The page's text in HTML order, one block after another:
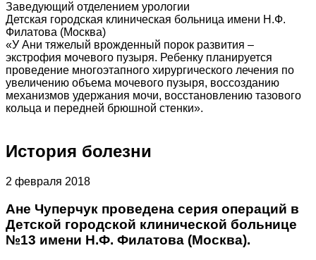
Заведующий отделением урологии
Детская городская клиническая больница имени Н.Ф.
Филатова (Москва)
«У Ани тяжелый врожденный порок развития –
экстрофия мочевого пузыря. Ребенку планируется
проведение многоэтапного хирургического лечения по
увеличению объема мочевого пузыря, воссозданию
механизмов удержания мочи, восстановлению тазового
кольца и передней брюшной стенки».
История болезни
2 февраля 2018
Ане Чуперчук проведена серия операций в
Детской городской клинической больнице
№13 имени Н.Ф. Филатова (Москва).